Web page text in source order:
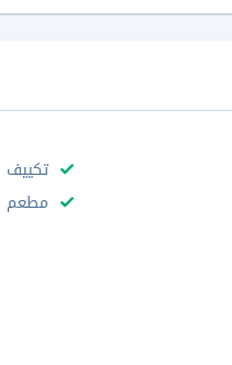
تكييف
مطعم